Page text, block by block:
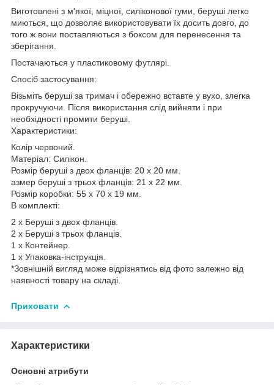
Виготовлені з м'якої, міцної, силіконової гуми, беруші легко
миються, що дозволяє використовувати їх досить довго, до
того ж вони поставляються з боксом для перенесення та
зберігання.
Постачаються у пластиковому футлярі.
Спосіб застосування:
Візьміть беруші за тримач і обережно вставте у вухо, злегка
прокручуючи. Після використання слід вийняти і при
необхідності промити беруші.
Характеристики:
Колір червоний.
Матеріал: Силікон.
Розмір беруші з двох фланців: 20 х 20 мм.
азмер беруші з трьох фланців: 21 х 22 мм.
Розмір коробки: 55 х 70 х 19 мм.
В комплекті:
2 х Беруші з двох фланців.
2 х Беруші з трьох фланців.
1 х Контейнер.
1 х Упаковка-інструкція.
*Зовнішній вигляд може відрізнятись від фото залежно від
наявності товару на складі.
Приховати
Характеристики
Основні атрибути